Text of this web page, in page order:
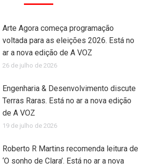
Arte Agora começa programação
voltada para as eleições 2026. Está no
ar a nova edição de A VOZ
26 de julho de 2026
Engenharia & Desenvolvimento discute
Terras Raras. Está no ar a nova edição
de A VOZ
19 de julho de 2026
Roberto R Martins recomenda leitura de
‘O sonho de Clara’. Está no ar a nova